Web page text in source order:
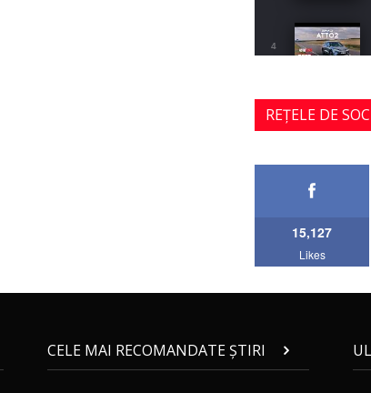
4
5
REȚELE DE
15,127
Likes
CELE MAI RECOMANDATE ȘTIRI